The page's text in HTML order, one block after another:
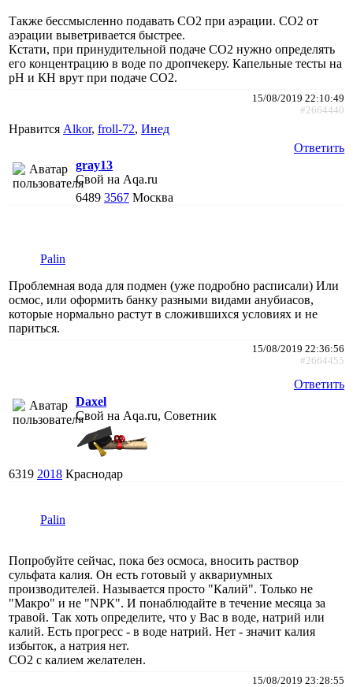
Также бессмысленно подавать СО2 при аэрации. СО2 от
аэрации выветривается быстрее.
Кстати, при принудительной подаче СО2 нужно определять
его концентрацию в воде по дропчекеру. Капельные тесты на
рН и КН врут при подаче СО2.
15/08/2019 22:10:49
#2664440
Нравится Alkor, froll-72, Инед
Ответить
gray13
Свой на Aqa.ru
6489 3567 Москва
Palin
Проблемная вода для подмен (уже подробно расписали) Или
осмос, или оформить банку разными видами анубиасов,
которые нормально растут в сложившихся условиях и не
париться.
15/08/2019 22:36:56
#2664455
Ответить
Daxel
Свой на Aqa.ru, Советник
6319 2018 Краснодар
Palin
Попробуйте сейчас, пока без осмоса, вносить раствор
сульфата калия. Он есть готовый у аквариумных
производителей. Называется просто "Калий". Только не
"Макро" и не "NPК". И понаблюдайте в течение месяца за
травой. Так хоть определите, что у Вас в воде, натрий или
калий. Есть прогресс - в воде натрий. Нет - значит калия
избыток, а натрия нет.
СО2 с калием желателен.
15/08/2019 23:28:55